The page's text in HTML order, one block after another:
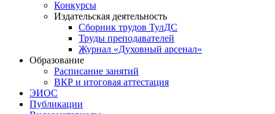
Конкурсы
Издательская деятельность
Сборник трудов ТулДС
Труды преподавателей
Журнал «Духовный арсенал»
Образование
Расписание занятий
ВКР и итоговая аттестация
ЭИОС
Публикации